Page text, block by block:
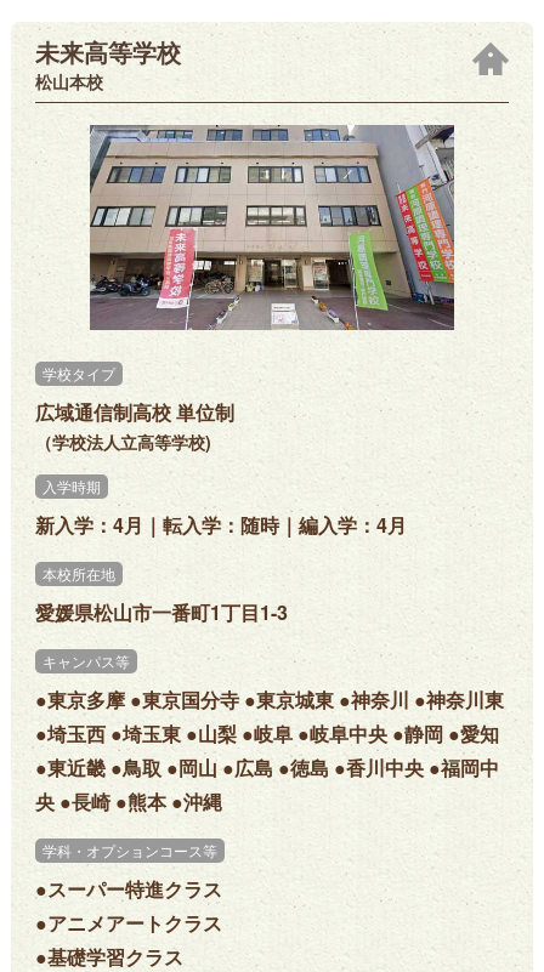
未来高等学校
松山本校
学校タイプ
広域通信制高校 単位制
（学校法人立高等学校)
入学時期
新入学：4月｜転入学：随時｜編入学：4月
本校所在地
愛媛県松山市一番町1丁目1-3
キャンパス等
●東京多摩 ●東京国分寺 ●東京城東 ●神奈川 ●神奈川東
●埼玉西 ●埼玉東 ●山梨 ●岐阜 ●岐阜中央 ●静岡 ●愛知
●東近畿 ●鳥取 ●岡山 ●広島 ●徳島 ●香川中央 ●福岡中
央 ●長崎 ●熊本 ●沖縄
学科・オプションコース等
●スーパー特進クラス
●アニメアートクラス
●基礎学習クラス